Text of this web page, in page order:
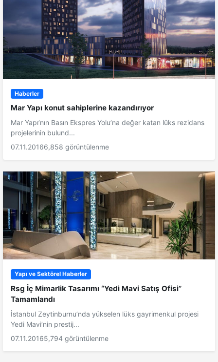
Haberler
Mar Yapı konut sahiplerine kazandırıyor
Mar Yapı’nın Basın Ekspres Yolu’na değer katan lüks rezidans
projelerinin bulund...
07.11.20166,858 görüntülenme
Yapı ve Sektörel Haberler
Rsg İç Mimarlik Tasarımı “Yedi Mavi Satış Ofisi”
Tamamlandı
İstanbul Zeytinburnu’nda yükselen lüks gayrimenkul projesi
Yedi Mavi’nin prestij...
07.11.20165,794 görüntülenme